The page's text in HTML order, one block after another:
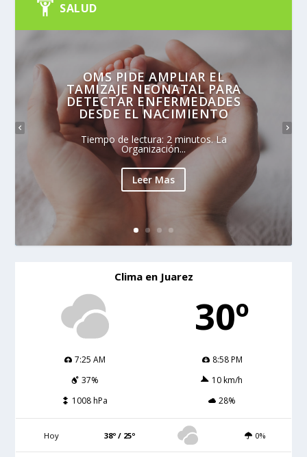
SALUD
OMS PIDE AMPLIAR EL
TAMIZAJE NEONATAL PARA
DETECTAR ENFERMEDADES
DESDE EL NACIMIENTO
Tiempo de lectura: 2 minutos. La
Organización...
Leer Mas
Clima en Juarez
30º
7:25 AM
8:58 PM
37%
10 km/h
1008 hPa
28%
Hoy 38º / 25º 0%